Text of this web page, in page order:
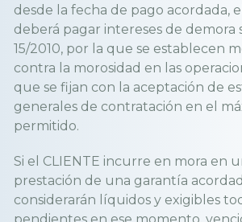
desde la fecha de pago acordada,
deberá pagar intereses de demora
15/2010, por la que se establecen
contra la morosidad en las
que se fijan con la aceptación de
generales de contratación en el
permitido.
Si el CLIENTE incurre en mora en
prestación de una garantía
considerarán líquidos y exigibles